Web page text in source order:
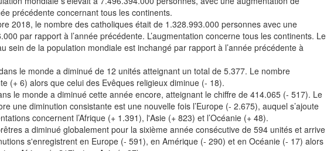
précédente concernant tous les continents.
2018, le nombre des catholiques était de 1.328.993.000 personnes avec une
par rapport à l’année précédente. L’augmentation concerne tous les continents. Le
sein de la population mondiale est inchangé par rapport à l’année précédente à
le monde a diminué de 12 unités atteignant un total de 5.377. Le nombre
(+ 6) alors que celui des Evêques religieux diminue (- 18).
le monde a diminué cette année encore, atteignant le chiffre de 414.065 (- 517). Le
une diminution consistante est une nouvelle fois l’Europe (- 2.675), auquel s’ajoute
concernent l’Afrique (+ 1.391), l'Asie (+ 823) et l’Océanie (+ 48).
a diminué globalement pour la sixième année consécutive de 594 unités et arrive
s'enregistrent en Europe (- 591), en Amérique (- 290) et en Océanie (- 17) alors